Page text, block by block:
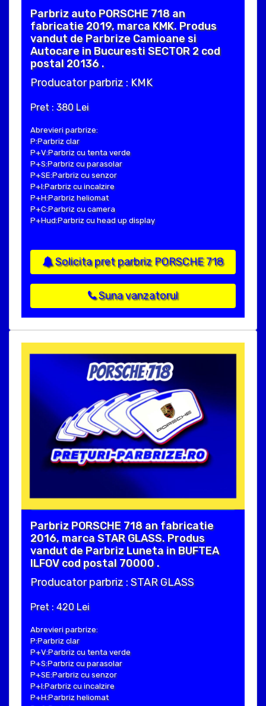
Parbriz auto PORSCHE 718 an
fabricatie 2019, marca KMK. Produs
vandut de Parbrize Camioane si
Autocare in Bucuresti SECTOR 2 cod
postal 20136 .
Producator parbriz : KMK
Pret : 380 Lei
Abrevieri parbrize:
P:Parbriz clar
P+V:Parbriz cu tenta verde
P+S:Parbriz cu parasolar
P+SE:Parbriz cu senzor
P+I:Parbriz cu incalzire
P+H:Parbriz heliomat
P+C:Parbriz cu camera
P+Hud:Parbriz cu head up display
Solicita pret parbriz PORSCHE 718
Suna vanzatorul
Parbriz PORSCHE 718 an fabricatie
2016, marca STAR GLASS. Produs
vandut de Parbriz Luneta in BUFTEA
ILFOV cod postal 70000 .
Producator parbriz : STAR GLASS
Pret : 420 Lei
Abrevieri parbrize:
P:Parbriz clar
P+V:Parbriz cu tenta verde
P+S:Parbriz cu parasolar
P+SE:Parbriz cu senzor
P+I:Parbriz cu incalzire
P+H:Parbriz heliomat